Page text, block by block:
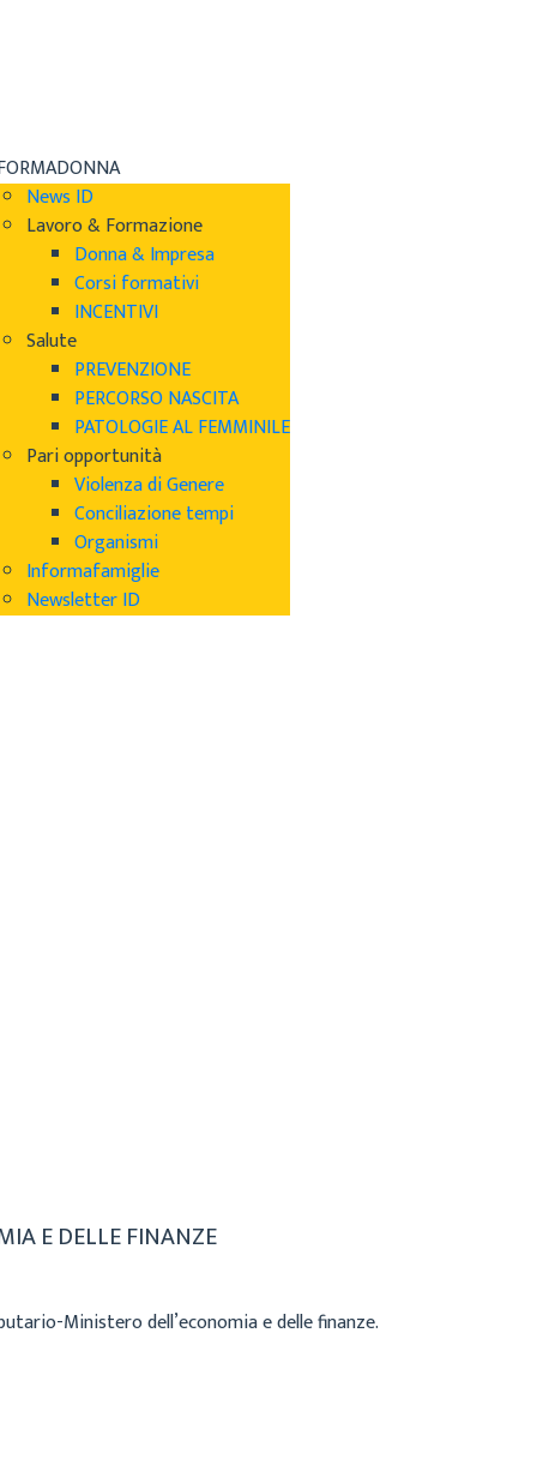
News ID
Lavoro & Formazione
Donna & Impresa
Corsi formativi
INCENTIVI
Salute
PREVENZIONE
PERCORSO NASCITA
PATOLOGIE AL FEMMINILE
Pari opportunità
Violenza di Genere
Conciliazione tempi
Organismi
Informafamiglie
Newsletter ID
E DELLE FINANZE
Ministero dell’economia e delle finanze.